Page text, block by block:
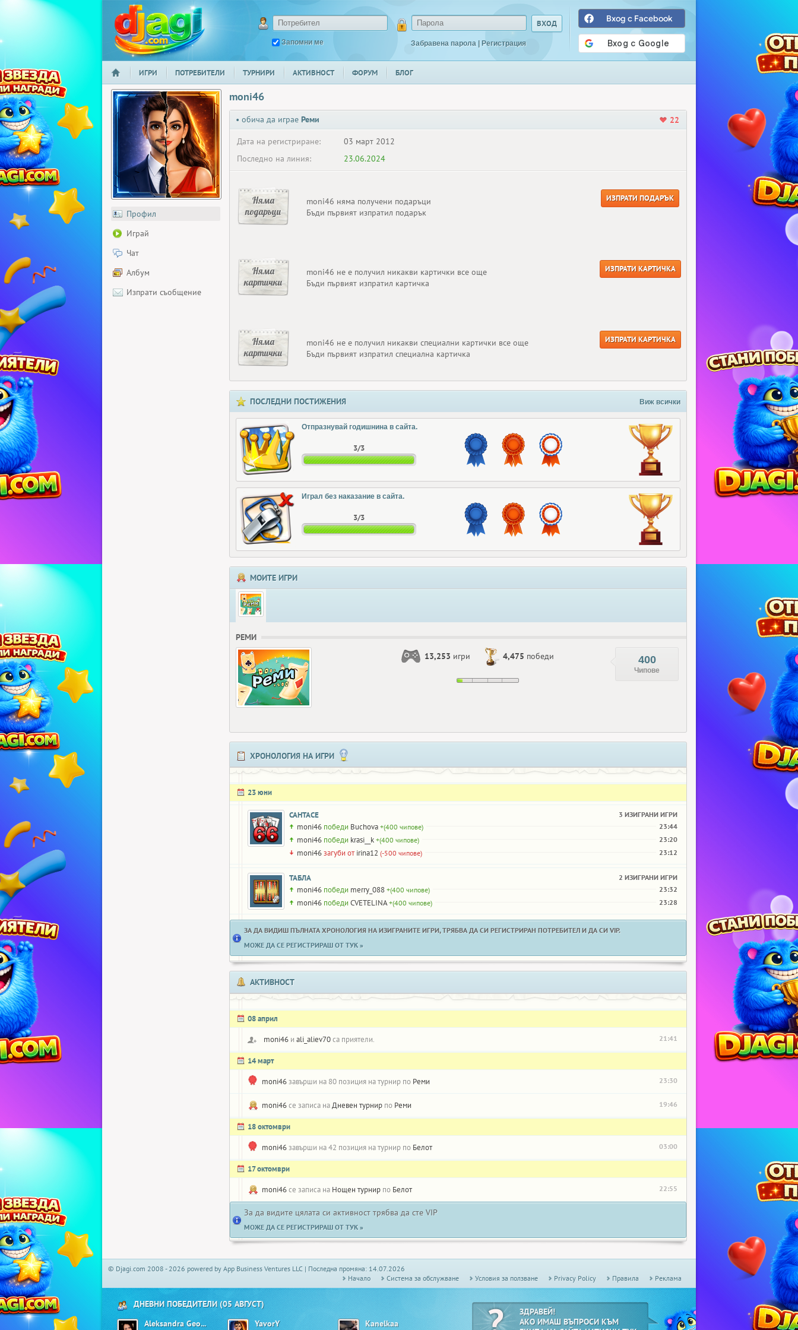
djagi.com
Запомни ме Забравена парола | Регистрация
Вход с Facebook
НАЧАЛО
ИГРИ ПОТРЕБИТЕЛИ ТУРНИРИ АКТИВНОСТ ФОРУМ БЛОГ
Профил
Играй
Чат
Албум
Изпрати съобщение
moni46
• обича да играе Реми
22
Дата на регистриране:
03 март 2012
Последно на линия:
23.06.2024
Няма
подаръци
moni46 няма получени подаръци
Бъди първият изпратил подарък
ИЗПРАТИ ПОДАРЪК
Няма
картички
moni46 не е получил никакви картички все още
Бъди първият изпратил картичка
ИЗПРАТИ КАРТИЧКА
Няма
картички
moni46 не е получил никакви специални картички все още
Бъди първият изпратил специална картичка
ИЗПРАТИ КАРТИЧКА
ПОСЛЕДНИ ПОСТИЖЕНИЯ Виж всички
Отпразнувай годишнина в сайта.
3/3
Играл без наказание в сайта.
3/3
МОИТЕ ИГРИ
РЕМИ
13,253 игри 4,475 победи 400
Чипове
ХРОНОЛОГИЯ НА ИГРИ
23 юни
САНТАСЕ 3 ИЗИГРАНИ ИГРИ
moni46 победи Buchova +(400 чипове) 23:44
moni46 победи krasi__k +(400 чипове) 23:20
moni46загуби от irina12 (-500 чипове) 23:12
ТАБЛА 2 ИЗИГРАНИ ИГРИ
moni46 победи merry_088 +(400 чипове) 23:32
moni46 победи CVETELINA +(400 чипове) 23:28
ЗА ДА ВИДИШ ПЪЛНАТА ХРОНОЛОГИЯ НА ИЗИГРАНИТЕ ИГРИ, ТРЯБВА ДА СИ РЕГИСТРИРАН ПОТРЕБИТЕЛ И ДА СИ VIP.
МОЖЕ ДА СЕ РЕГИСТРИРАШ ОТ ТУК »
АКТИВНОСТ
08 април
moni46 и ali_aliev70са приятели. 21:41
14 март
moni46завърши на 80 позиция на турнир по Реми 23:30
moni46се записа наДневен турнир по Реми 19:46
18 октомври
moni46завърши на 42 позиция на турнир по Белот 03:00
17 октомври
moni46се записа на Нощен турнир по Белот 22:55
За да видите цялата си активност трябва да сте VIP
МОЖЕ ДА СЕ РЕГИСТРИРАШ ОТ ТУК »
© Djagi.com 2008 - 2026 powered by App Business Ventures LLC | Последна промяна: 14.07.2026
Начало
Системa за обслужване Условия за ползване Privacy Policy Правила Реклама
ДНЕВНИ ПОБЕДИТЕЛИ (05 АВГУСТ)
Aleksandra Georgieva01
YavorY
Kanelkaa
ЗДРАВЕЙ!
АКО ИМАШ ВЪПРОСИ КЪМ